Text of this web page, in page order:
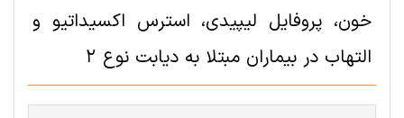
خون، پروفایل لیپیدی، استرس اکسیداتیو و
التهاب در بیماران مبتلا به دیابت نوع 2